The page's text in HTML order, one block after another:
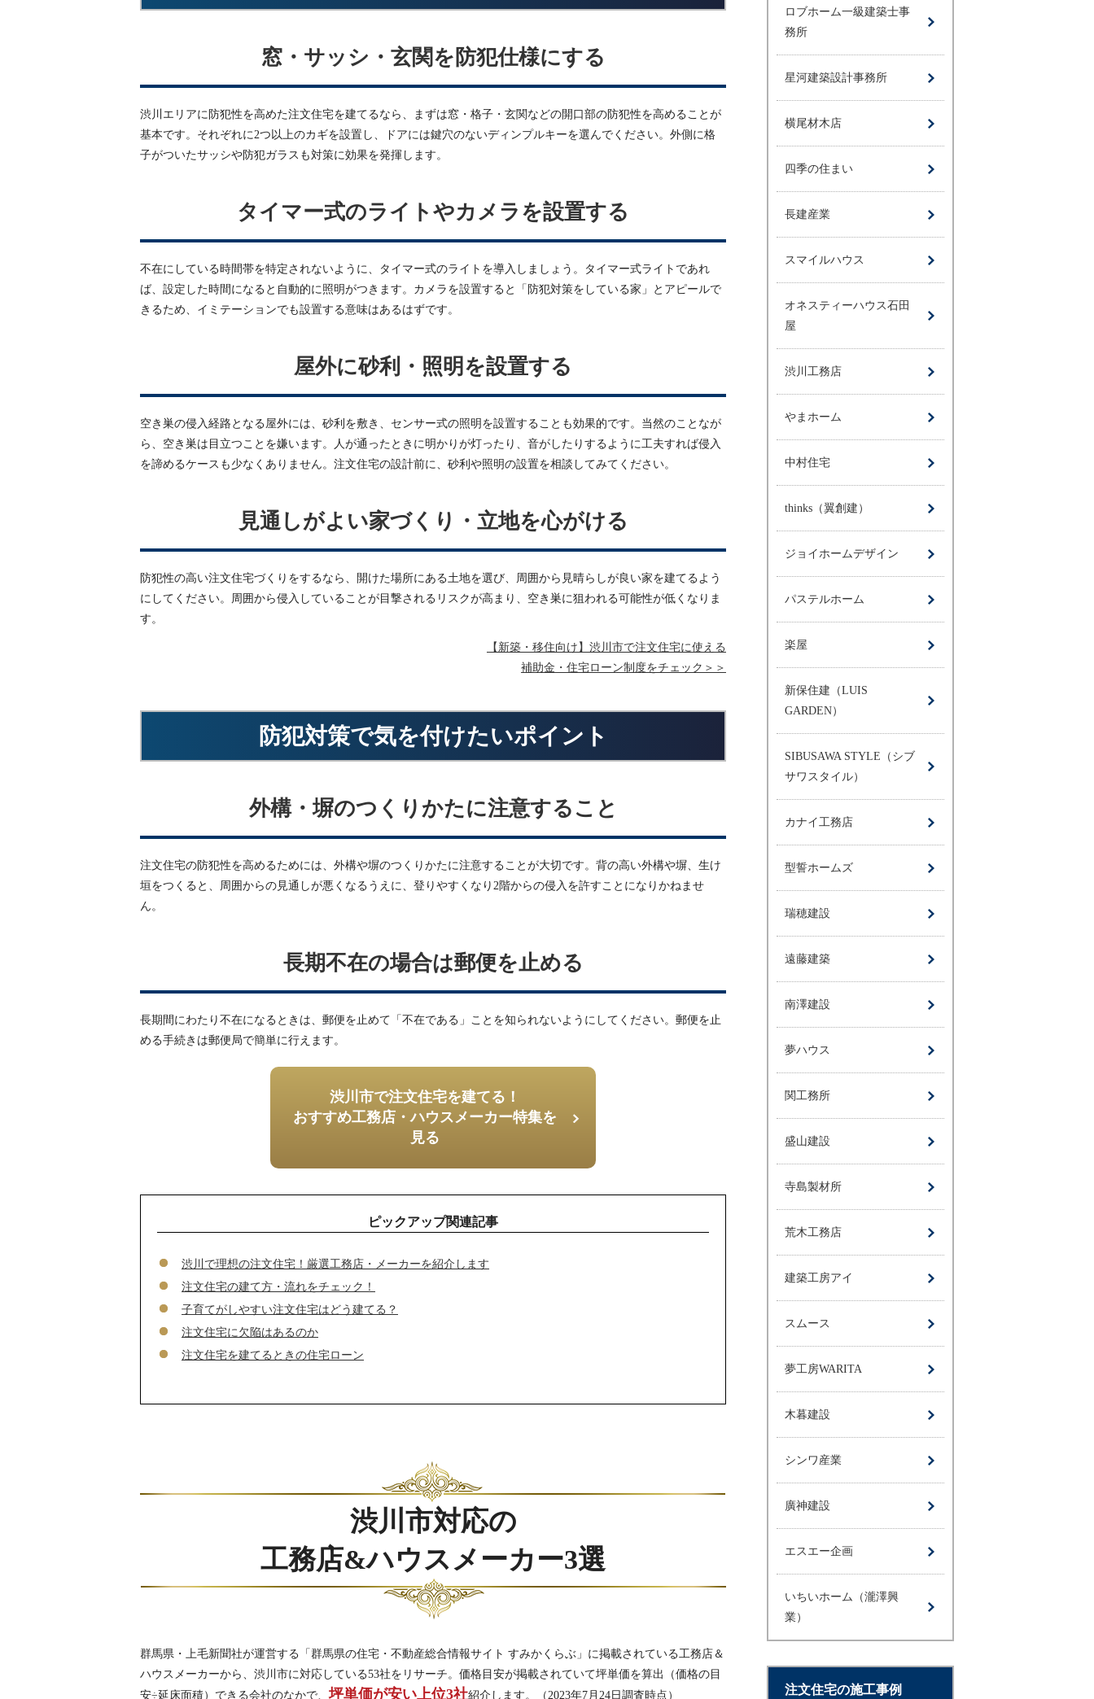
窓・サッシ・玄関を防犯仕様にする
渋川エリアに防犯性を高めた注文住宅を建てるなら、まずは窓・格子・玄関などの開口部の防犯性を高めることが
基本です。それぞれに2つ以上のカギを設置し、ドアには鍵穴のないディンプルキーを選んでください。外側に格
子がついたサッシや防犯ガラスも対策に効果を発揮します。
タイマー式のライトやカメラを設置する
不在にしている時間帯を特定されないように、タイマー式のライトを導入しましょう。タイマー式ライトであれ
ば、設定した時間になると自動的に照明がつきます。カメラを設置すると「防犯対策をしている家」とアピールで
きるため、イミテーションでも設置する意味はあるはずです。
屋外に砂利・照明を設置する
空き巣の侵入経路となる屋外には、砂利を敷き、センサー式の照明を設置することも効果的です。当然のことなが
ら、空き巣は目立つことを嫌います。人が通ったときに明かりが灯ったり、音がしたりするように工夫すれば侵入
を諦めるケースも少なくありません。注文住宅の設計前に、砂利や照明の設置を相談してみてください。
見通しがよい家づくり・立地を心がける
防犯性の高い注文住宅づくりをするなら、開けた場所にある土地を選び、周囲から見晴らしが良い家を建てるよう
にしてください。周囲から侵入していることが目撃されるリスクが高まり、空き巣に狙われる可能性が低くなりま
す。
【新築・移住向け】渋川市で注文住宅に使える
補助金・住宅ローン制度をチェック＞＞
防犯対策で気を付けたいポイント
外構・塀のつくりかたに注意すること
注文住宅の防犯性を高めるためには、外構や塀のつくりかたに注意することが大切です。背の高い外構や塀、生け
垣をつくると、周囲からの見通しが悪くなるうえに、登りやすくなり2階からの侵入を許すことになりかねませ
ん。
長期不在の場合は郵便を止める
長期間にわたり不在になるときは、郵便を止めて「不在である」ことを知られないようにしてください。郵便を止
める手続きは郵便局で簡単に行えます。
渋川市で注文住宅を建てる！
おすすめ工務店・ハウスメーカー特集を
見る
ピックアップ関連記事
渋川で理想の注文住宅！厳選工務店・メーカーを紹介します
注文住宅の建て方・流れをチェック！
子育てがしやすい注文住宅はどう建てる？
注文住宅に欠陥はあるのか
注文住宅を建てるときの住宅ローン
渋川市対応の
工務店&ハウスメーカー3選
群馬県・上毛新聞社が運営する「群馬県の住宅・不動産総合情報サイト すみかくらぶ」に掲載されている工務店＆
ハウスメーカーから、渋川市に対応している53社をリサーチ。価格目安が掲載されていて坪単価を算出（価格の目
安÷延床面積）できる会社のなかで、坪単価が安い上位3社紹介します。（2023年7月24日調査時点）
ロブホーム一級建築士事
務所
星河建築設計事務所
横尾材木店
四季の住まい
長建産業
スマイルハウス
オネスティーハウス石田
屋
渋川工務店
やまホーム
中村住宅
thinks（翼創建）
ジョイホームデザイン
パステルホーム
楽屋
新保住建（LUIS
GARDEN）
SIBUSAWA STYLE（シブ
サワスタイル）
カナイ工務店
型誓ホームズ
瑞穂建設
遠藤建築
南澤建設
夢ハウス
関工務所
盛山建設
寺島製材所
荒木工務店
建築工房アイ
スムース
夢工房WARITA
木暮建設
シンワ産業
廣神建設
エスエー企画
いちいホーム（瀧澤興
業）
注文住宅の施工事例